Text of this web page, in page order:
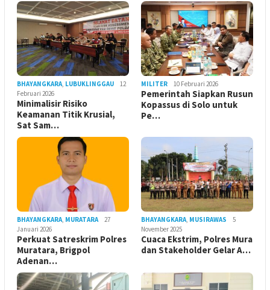
BHAYANGKARA, LUBUKLINGGAU
12
Februari 2026
Minimalisir Risiko
Keamanan Titik Krusial,
Sat Sam…
MILITER 10 Februari 2026
Pemerintah Siapkan Rusun
Kopassus di Solo untuk
Pe…
BHAYANGKARA, MURATARA
27
Januari 2026
Perkuat Satreskrim Polres
Muratara, Brigpol
Adenan…
BHAYANGKARA, MUSIRAWAS
5
November 2025
Cuaca Ekstrim, Polres Mura
dan Stakeholder Gelar A…